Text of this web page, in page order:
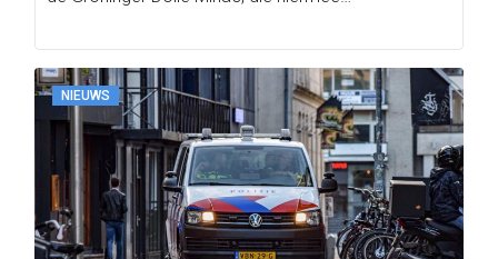
NIEUWS